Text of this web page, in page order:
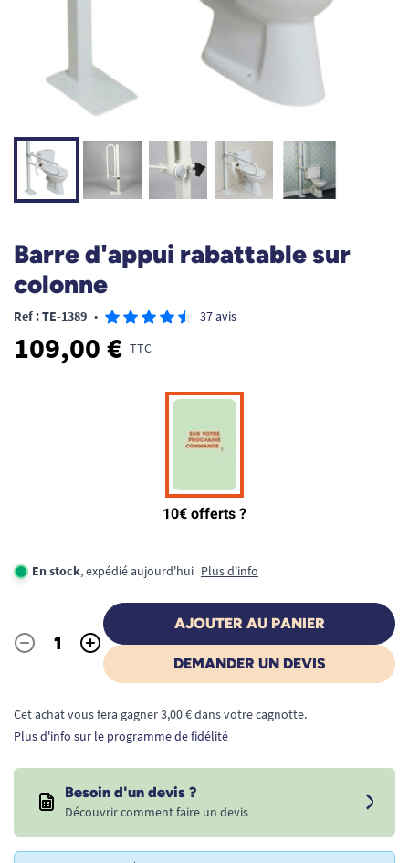
Barre d'appui rabattable sur
colonne
Ref : TE-1389 • 37 avis
109,00 € TTC
En stock, expédié aujourd'hui Plus d'info
Quantité
- +
AJOUTER AU PANIER
DEMANDER UN DEVIS
Cet achat vous fera gagner 3,00 € dans votre cagnotte.
Plus d'info sur le programme de fidélité
Besoin d'un devis ?
Découvrir comment faire un devis